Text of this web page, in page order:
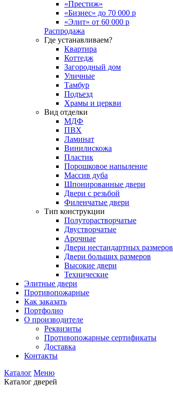
«Престиж»
«Бизнес» до 70 000 р
«Элит» от 60 000 р
Распродажа
Где устанавливаем?
Квартира
Коттедж
Загородный дом
Уличные
Тамбур
Подъезд
Храмы и церкви
Вид отделки
МДФ
ПВХ
Ламинат
Винилискожа
Пластик
Порошковое напыление
Массив дуба
Шпонированные двери
Двери с резьбой
Филенчатые двери
Тип конструкции
Полуторастворчатые
Двустворчатые
Арочные
Двери нестандартных размеров
Двери больших размеров
Высокие двери
Технические
Элитные двери
Противопожарные
Как заказать
Портфолио
О производителе
Реквизиты
Противопожарные сертификаты
Доставка
Контакты
Каталог Меню
Каталог дверей